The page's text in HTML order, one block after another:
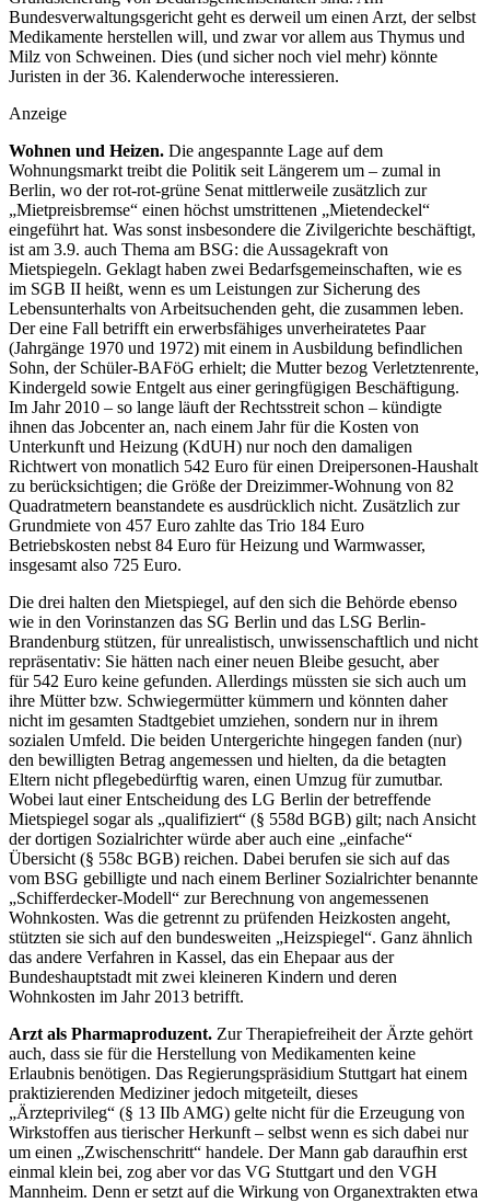
Bundesverwaltungsgericht geht es derweil um einen Arzt, der selbst
Medikamente herstellen will, und zwar vor allem aus Thymus und
Milz von Schweinen. Dies (und sicher noch viel mehr) könnte
Juristen in der 36. Kalenderwoche interessieren.
Anzeige
Wohnen und Heizen. Die angespannte Lage auf dem
Wohnungsmarkt treibt die Politik seit Längerem um – zumal in
Berlin, wo der rot-rot-grüne Senat mittlerweile zusätzlich zur
„Mietpreisbremse“ einen höchst umstrittenen „Mietendeckel“
eingeführt hat. Was sonst insbesondere die Zivilgerichte beschäftigt,
ist am 3.9. auch Thema am BSG: die Aussagekraft von
Mietspiegeln. Geklagt haben zwei Bedarfsgemeinschaften, wie es
im SGB II heißt, wenn es um Leistungen zur Sicherung des
Lebensunterhalts von Arbeitsuchenden geht, die zusammen leben.
Der eine Fall betrifft ein erwerbsfähiges unverheiratetes Paar
(Jahrgänge 1970 und 1972) mit einem in Ausbildung befindlichen
Sohn, der Schüler-BAFöG erhielt; die Mutter bezog Verletztenrente,
Kindergeld sowie Entgelt aus einer geringfügigen Beschäftigung.
Im Jahr 2010 – so lange läuft der Rechtsstreit schon – kündigte
ihnen das Jobcenter an, nach einem Jahr für die Kosten von
Unterkunft und Heizung (KdUH) nur noch den damaligen
Richtwert von monatlich 542 Euro für einen Dreipersonen-Haushalt
zu berücksichtigen; die Größe der Dreizimmer-­Wohnung von 82
Quadratmetern beanstandete es ausdrücklich nicht. Zusätzlich zur
Grundmiete von 457 Euro zahlte das Trio 184 Euro
Betriebskosten nebst 84 Euro für Heizung und Warmwasser,
insgesamt also 725 Euro.
Die drei halten den Mietspiegel, auf den sich die Behörde ebenso
wie in den Vorinstanzen das SG Berlin und das LSG Berlin-
Brandenburg stützen, für unrealistisch, unwissenschaftlich und nicht
repräsentativ: Sie hätten nach einer neuen Bleibe gesucht, aber
für 542 Euro keine gefunden. Allerdings müssten sie sich auch um
ihre Mütter bzw. Schwiegermütter kümmern und könnten daher
nicht im gesamten Stadtgebiet umziehen, sondern nur in ihrem
sozialen Umfeld. Die beiden Untergerichte hingegen fanden (nur)
den bewilligten Betrag angemessen und hielten, da die betagten
Eltern nicht pflegebedürftig waren, einen Umzug für zumutbar.
Wobei laut einer Entscheidung des LG Berlin der betreffende
Mietspiegel sogar als „qualifiziert“ (§ 558d BGB) gilt; nach Ansicht
der dortigen Sozialrichter würde aber auch eine „einfache“
Übersicht (§ 558c BGB) reichen. Dabei berufen sie sich auf das
vom BSG gebilligte und nach einem Berliner Sozialrichter benannte
„Schifferdecker-Modell“ zur Berechnung von angemessenen
Wohnkosten. Was die getrennt zu prüfenden Heizkosten angeht,
stützten sie sich auf den bundesweiten „Heizspiegel“. Ganz ähnlich
das andere Verfahren in Kassel, das ein Ehepaar aus der
Bundeshauptstadt mit zwei kleineren Kindern und deren
Wohnkosten im Jahr 2013 betrifft.
Arzt als Pharmaproduzent. Zur Therapiefreiheit der Ärzte gehört
auch, dass sie für die Herstellung von Medikamenten keine
Erlaubnis benötigen. Das Regierungspräsidium Stuttgart hat einem
praktizierenden Mediziner jedoch mitgeteilt, dieses
„Ärzteprivileg“ (§ 13 IIb AMG) gelte nicht für die Erzeugung von
Wirkstoffen aus tierischer Herkunft – selbst wenn es sich dabei nur
um einen „Zwischenschritt“ handele. Der Mann gab daraufhin erst
einmal klein bei, zog aber vor das VG Stuttgart und den VGH
Mannheim. Denn er setzt auf die Wirkung von Organextrakten etwa